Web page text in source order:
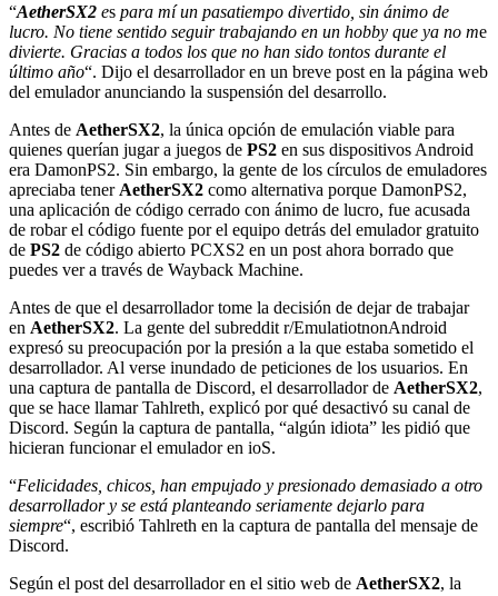
“AetherSX2 es para mí un pasatiempo divertido, sin ánimo de
lucro. No tiene sentido seguir trabajando en un hobby que ya no me
divierte. Gracias a todos los que no han sido tontos durante el
último año“. Dijo el desarrollador en un breve post en la página web
del emulador anunciando la suspensión del desarrollo.
Antes de AetherSX2, la única opción de emulación viable para
quienes querían jugar a juegos de PS2 en sus dispositivos Android
era DamonPS2. Sin embargo, la gente de los círculos de emuladores
apreciaba tener AetherSX2 como alternativa porque DamonPS2,
una aplicación de código cerrado con ánimo de lucro, fue acusada
de robar el código fuente por el equipo detrás del emulador gratuito
de PS2 de código abierto PCXS2 en un post ahora borrado que
puedes ver a través de Wayback Machine.
Antes de que el desarrollador tome la decisión de dejar de trabajar
en AetherSX2. La gente del subreddit r/EmulatiotnonAndroid
expresó su preocupación por la presión a la que estaba sometido el
desarrollador. Al verse inundado de peticiones de los usuarios. En
una captura de pantalla de Discord, el desarrollador de AetherSX2,
que se hace llamar Tahlreth, explicó por qué desactivó su canal de
Discord. Según la captura de pantalla, “algún idiota” les pidió que
hicieran funcionar el emulador en ioS.
“Felicidades, chicos, han empujado y presionado demasiado a otro
desarrollador y se está planteando seriamente dejarlo para
siempre“, escribió Tahlreth en la captura de pantalla del mensaje de
Discord.
Según el post del desarrollador en el sitio web de AetherSX2, la